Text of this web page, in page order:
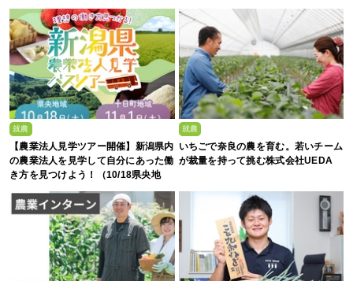
募集中】
就農
【農業法人見学ツアー開催】新潟県内
の農業法人を見学して自分にあった働
き方を見つけよう！（10/18県央地
就農
いちごで奈良の農を育む。若いチーム
が裁量を持って挑む株式会社UEDA